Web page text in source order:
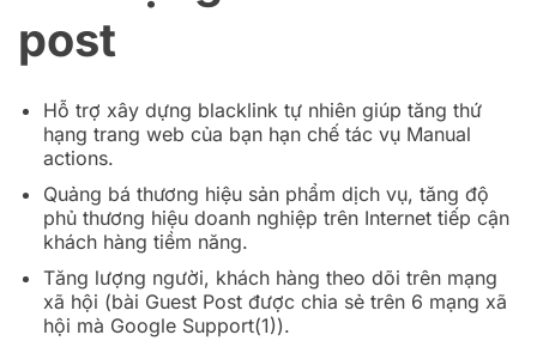
post
Hỗ trợ xây dựng blacklink tự nhiên giúp tăng thứ
hạng trang web của bạn hạn chế tác vụ Manual
actions.
Quảng bá thương hiệu sản phẩm dịch vụ, tăng độ
phủ thương hiệu doanh nghiệp trên Internet tiếp cận
khách hàng tiềm năng.
Tăng lượng người, khách hàng theo dõi trên mạng
xã hội (bài Guest Post được chia sẻ trên 6 mạng xã
hội mà Google Support(1)).